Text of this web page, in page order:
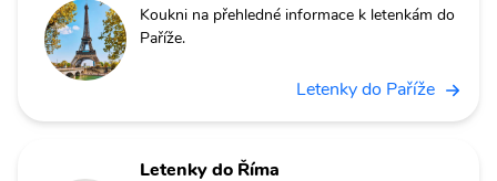
Koukni na přehledné informace k letenkám do
Paříže.
Letenky do Paříže
Letenky do Říma